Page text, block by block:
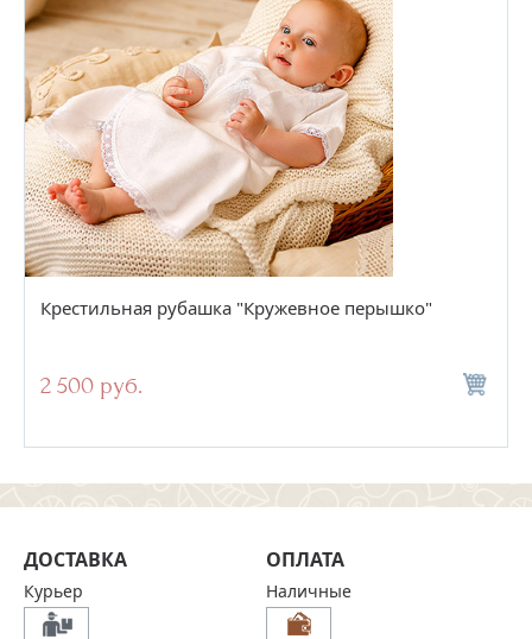
Крестильная рубашка "Кружевное перышко"
2 500 руб.
ДОСТАВКА
Курьер
ОПЛАТА
Наличные